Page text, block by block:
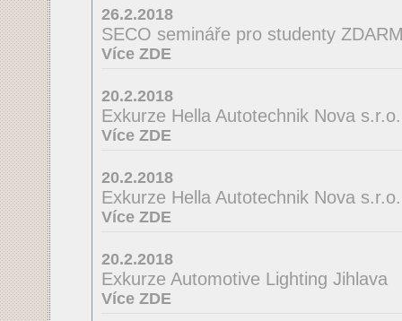
26.2.2018
SECO semináře pro studenty
Více ZDE
20.2.2018
Exkurze Hella Autotechnik Nova
Více ZDE
20.2.2018
Exkurze Hella Autotechnik Nova
Více ZDE
20.2.2018
Exkurze Automotive Lighting Jihlava
Více ZDE